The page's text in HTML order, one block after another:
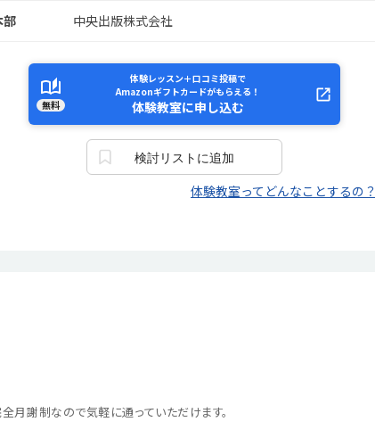
部 中央出版株式会社
無料
体験レッスン＋口コミ投稿で
Amazonギフトカードがもらえる！
体験教室に申し込む
検討リストに追加
体験教室ってどんなことするの？
月謝制なので気軽に通っていただけます。